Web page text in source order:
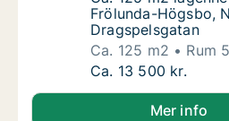
Frölunda-Högsbo,
Dragspelsgatan
Ca. 125 m2
Rum 5
Ca. 125 m2
Ca. 13 500 kr.
Mer info